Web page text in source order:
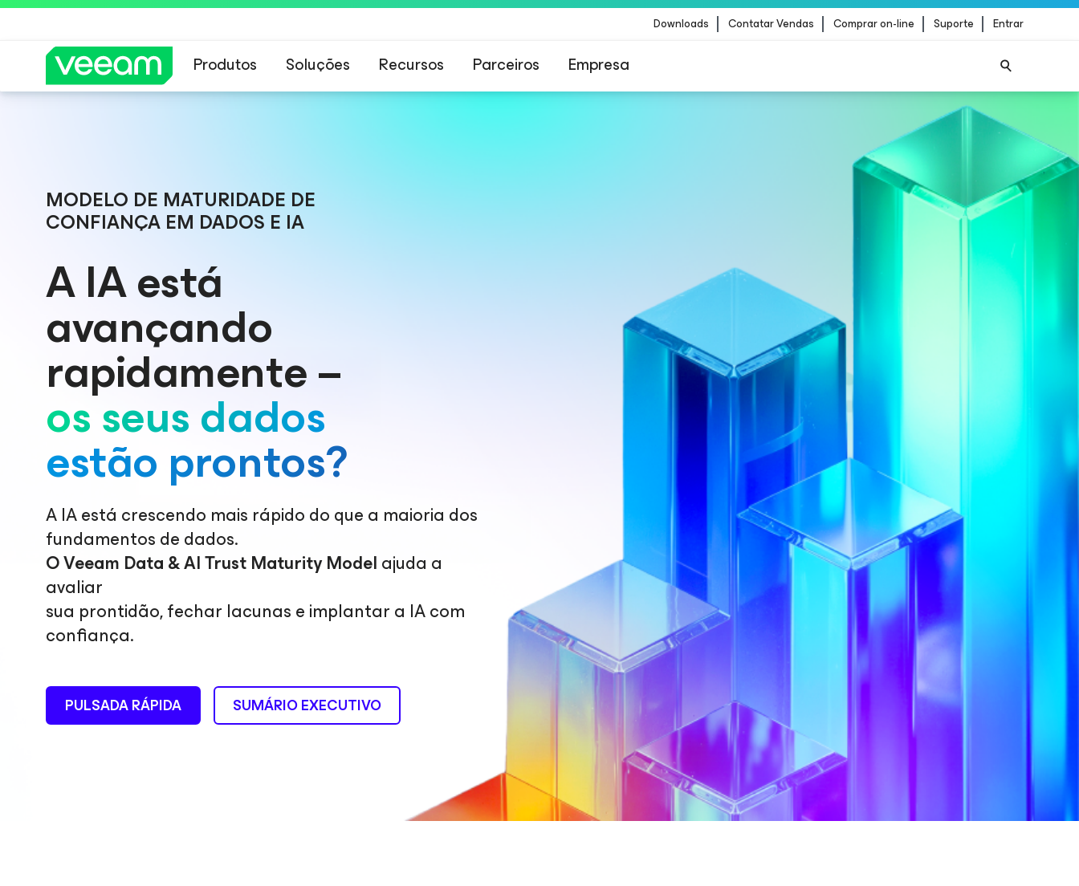
Downloads Contatar Vendas Comprar on-line Suporte Entrar
Produtos Soluções Recursos Parceiros Empresa
MODELO DE MATURIDADE DE
CONFIANÇA EM DADOS E IA
A IA está
avançando
rapidamente –
os seus dados
estão prontos?
A IA está crescendo mais rápido do que a maioria dos
fundamentos de dados.
O Veeam Data & AI Trust Maturity Modelajuda a
avaliar
sua prontidão, fechar lacunas e implantar a IA com
confiança.
PULSADA RÁPIDA SUMÁRIO EXECUTIVO